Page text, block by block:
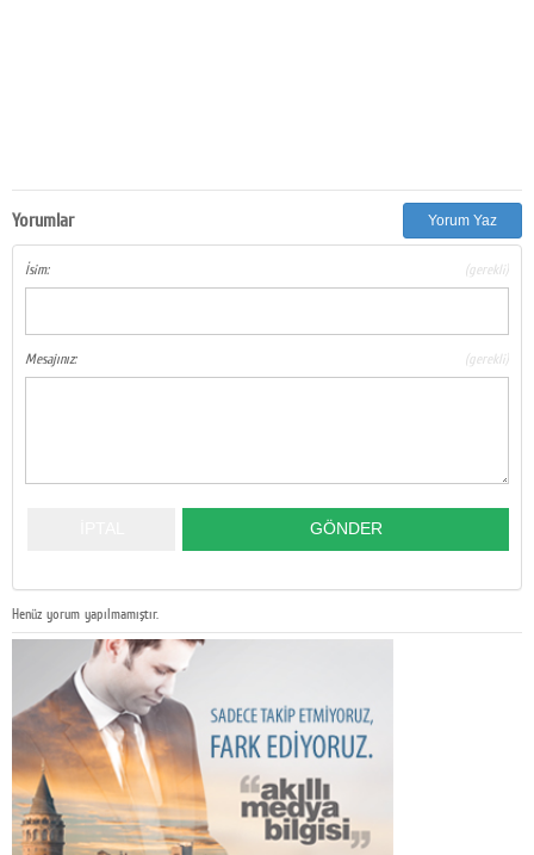
Yorumlar Yorum Yaz
İsim: (gerekli)
Mesajınız: (gerekli)
Henüz yorum yapılmamıştır.